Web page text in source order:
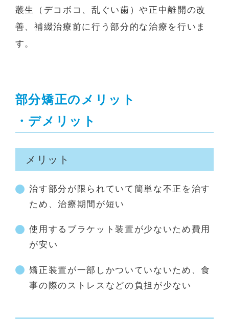
叢生（デコボコ、乱ぐい歯）や正中離開の改
善、補綴治療前に行う部分的な治療を行いま
す。
部分矯正のメリット
・デメリット
メリット
治す部分が限られていて簡単な不正を治す
ため、治療期間が短い
使用するブラケット装置が少ないため費用
が安い
矯正装置が一部しかついていないため、食
事の際のストレスなどの負担が少ない